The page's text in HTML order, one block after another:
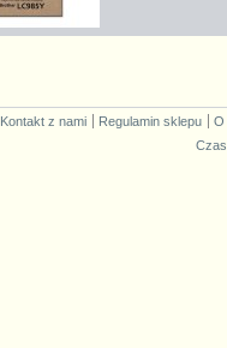
Kontakt z nami Regulamin sklepu
O